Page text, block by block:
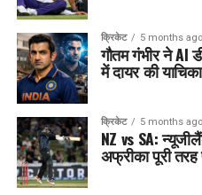
क्रिकेट 5 months ago
गौतम गंभीर ने AI
में दायर की याचिका
क्रिकेट 5 months ago
NZ vs SA:
अफ्रीका पूरी